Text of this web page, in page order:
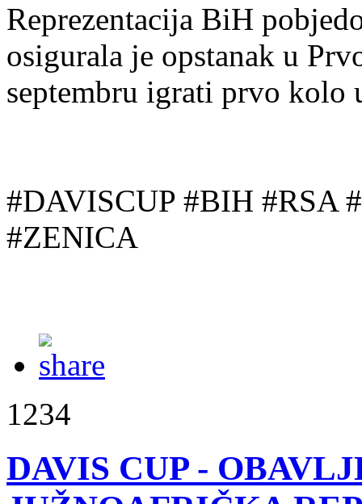
Reprezentacija BiH
osigurala je opstanak u
septembru igrati prvo kolo
#DAVISCUP #BIH #RSA
#ZENICA
1234
DAVIS CUP -